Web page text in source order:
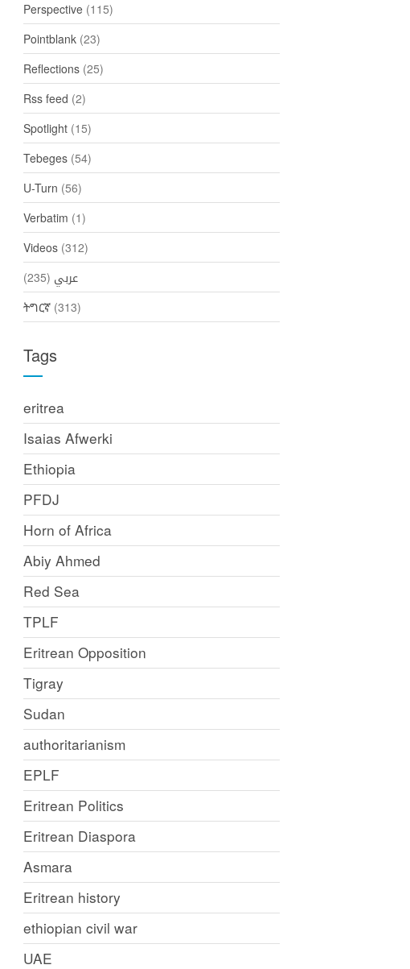
Perspective (115)
Pointblank (23)
Reflections (25)
Rss feed (2)
Spotlight (15)
Tebeges (54)
U-Turn (56)
Verbatim (1)
Videos (312)
عربي (235)
ትግርኛ (313)
Tags
eritrea
Isaias Afwerki
Ethiopia
PFDJ
Horn of Africa
Abiy Ahmed
Red Sea
TPLF
Eritrean Opposition
Tigray
Sudan
authoritarianism
EPLF
Eritrean Politics
Eritrean Diaspora
Asmara
Eritrean history
ethiopian civil war
UAE